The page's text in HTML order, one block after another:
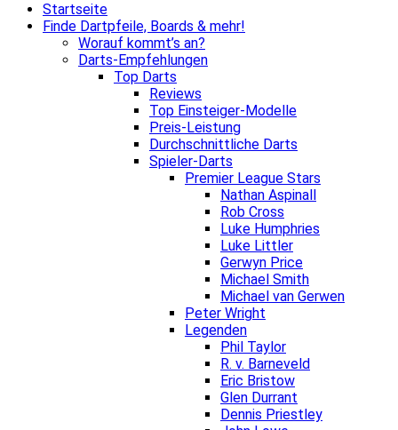
Startseite
Finde Dartpfeile, Boards & mehr!
Worauf kommt’s an?
Darts-Empfehlungen
Top Darts
Reviews
Top Einsteiger-Modelle
Preis-Leistung
Durchschnittliche Darts
Spieler-Darts
Premier League Stars
Nathan Aspinall
Rob Cross
Luke Humphries
Luke Littler
Gerwyn Price
Michael Smith
Michael van Gerwen
Peter Wright
Legenden
Phil Taylor
R. v. Barneveld
Eric Bristow
Glen Durrant
Dennis Priestley